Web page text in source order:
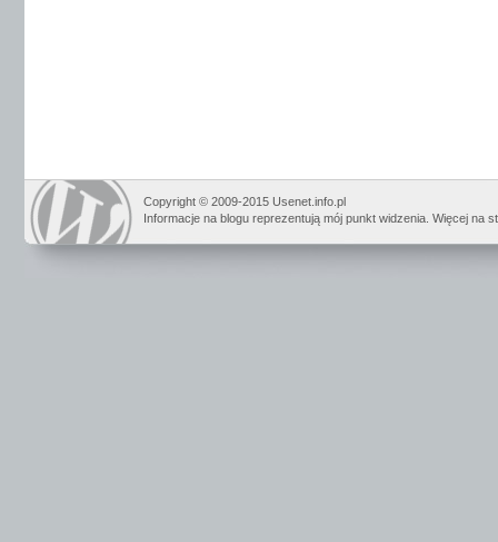
Copyright © 2009-2015 Usenet.info.pl
Informacje na blogu reprezentują mój punkt widzenia. Więcej na